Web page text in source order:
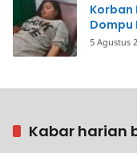
Korban
Dompu
5 Agustus
Kabar harian